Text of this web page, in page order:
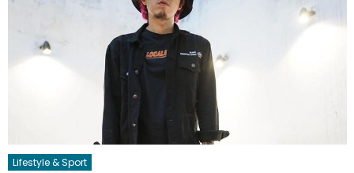
Lifestyle & Sport